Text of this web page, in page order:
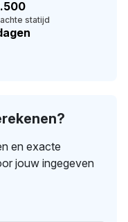
statijd
en exacte
jouw ingegeven